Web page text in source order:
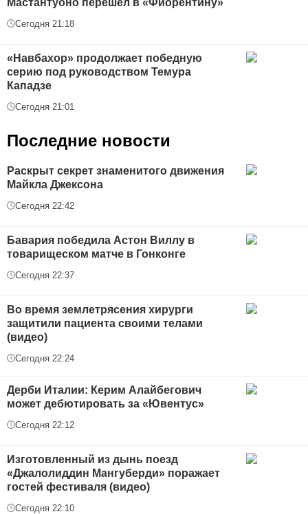
Сегодня 21:18
«Навбахор» продолжает победную
серию под руководством Темура
Кападзе
Сегодня 21:01
Последние новости
Раскрыт секрет знаменитого движения
Майкла Джексона
Сегодня 22:42
Бавария победила Астон Виллу в
товарищеском матче в Гонконге
Сегодня 22:37
Во время землетрясения хирурги
защитили пациента своими телами
(видео)
Сегодня 22:24
Дерби Италии: Керим Алайбегович
может дебютировать за «Ювентус»
Сегодня 22:12
Изготовленный из дынь поезд
«Джалолиддин Мангуберди» поражает
гостей фестиваля (видео)
Сегодня 22:10